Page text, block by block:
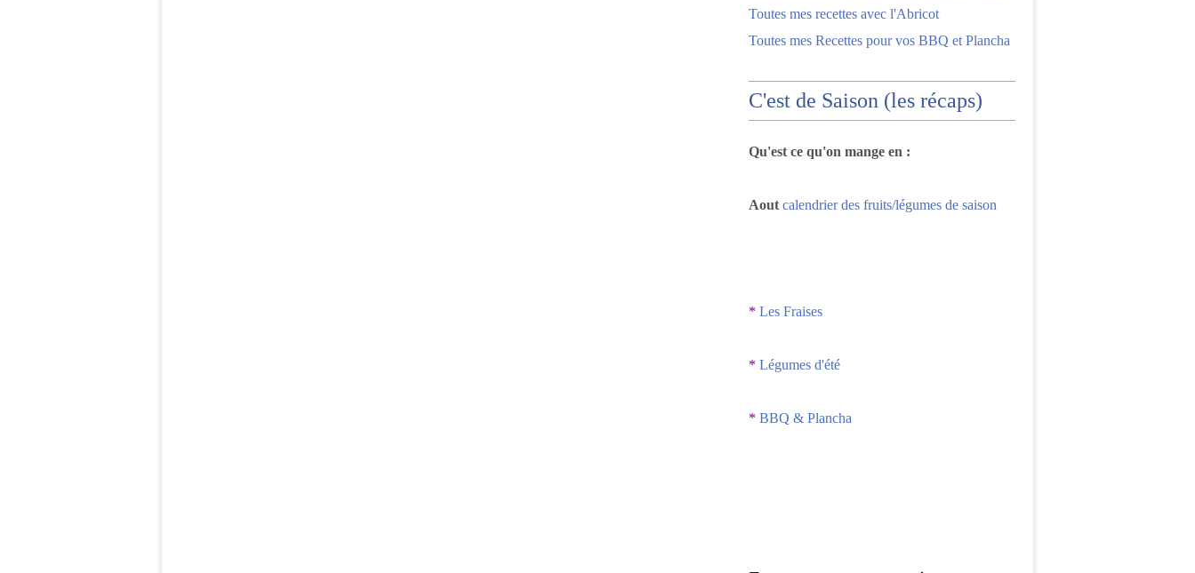
Toutes mes recettes avec l'Abricot
Toutes mes Recettes pour vos BBQ et Plancha
C'est de Saison (les récaps)
Qu'est ce qu'on mange en :
Aout calendrier des fruits/légumes de saison
* Les Fraises
* Légumes d'été
* BBQ & Plancha